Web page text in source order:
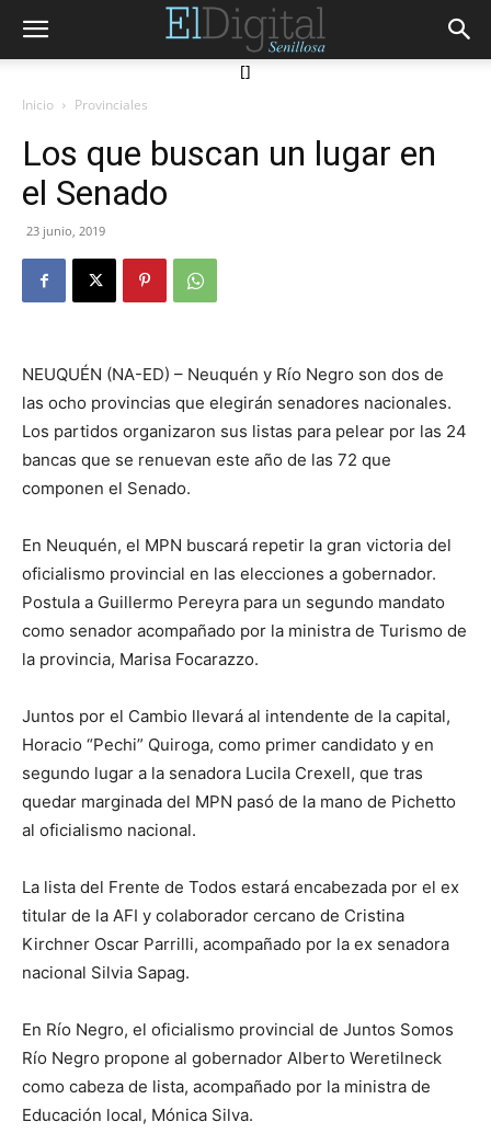
[]
Inicio Provinciales
Los que buscan un lugar en
el Senado
23 junio, 2019
NEUQUÉN (NA-ED) – Neuquén y Río Negro son dos de
las ocho provincias que elegirán senadores nacionales.
Los partidos organizaron sus listas para pelear por las 24
bancas que se renuevan este año de las 72 que
componen el Senado.
En Neuquén, el MPN buscará repetir la gran victoria del
oficialismo provincial en las elecciones a gobernador.
Postula a Guillermo Pereyra para un segundo mandato
como senador acompañado por la ministra de Turismo de
la provincia, Marisa Focarazzo.
Juntos por el Cambio llevará al intendente de la capital,
Horacio “Pechi” Quiroga, como primer candidato y en
segundo lugar a la senadora Lucila Crexell, que tras
quedar marginada del MPN pasó de la mano de Pichetto
al oficialismo nacional.
La lista del Frente de Todos estará encabezada por el ex
titular de la AFI y colaborador cercano de Cristina
Kirchner Oscar Parrilli, acompañado por la ex senadora
nacional Silvia Sapag.
En Río Negro, el oficialismo provincial de Juntos Somos
Río Negro propone al gobernador Alberto Weretilneck
como cabeza de lista, acompañado por la ministra de
Educación local, Mónica Silva.